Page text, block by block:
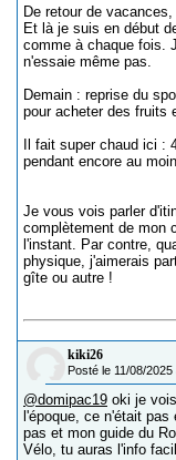
De retour de
Et là je suis en début
comme à chaque fois.
n'essaie même pas.
Demain : reprise du
pour acheter des fruits
Il fait super chaud ici :
pendant encore au
Je vous vois parler
complètement de mon
l'instant. Par contre,
physique, j'aimerais
gîte ou autre !
kiki26
Posté le 11/08/2025
@domipac19 oki je
l'époque, ce n'était
pas et mon guide du
Vélo, tu auras l'info